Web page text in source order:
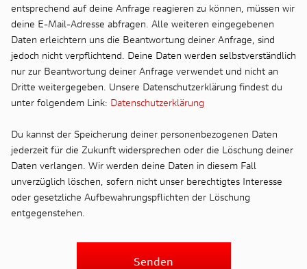
entsprechend auf deine Anfrage reagieren zu können, müssen wir
deine E-Mail-Adresse abfragen. Alle weiteren eingegebenen
Daten erleichtern uns die Beantwortung deiner Anfrage, sind
jedoch nicht verpflichtend. Deine Daten werden selbstverständlich
nur zur Beantwortung deiner Anfrage verwendet und nicht an
Dritte weitergegeben. Unsere Datenschutzerklärung findest du
unter folgendem Link: Datenschutzerklärung
Du kannst der Speicherung deiner personenbezogenen Daten
jederzeit für die Zukunft widersprechen oder die Löschung deiner
Daten verlangen. Wir werden deine Daten in diesem Fall
unverzüglich löschen, sofern nicht unser berechtigtes Interesse
oder gesetzliche Aufbewahrungspflichten der Löschung
entgegenstehen.
Senden